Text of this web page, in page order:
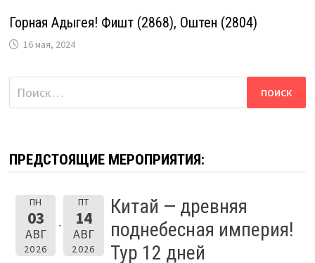
Горная Адыгея! Фишт (2868), Оштен (2804)
16 мая, 2024
Найти:
ПРЕДСТОЯЩИЕ МЕРОПРИЯТИЯ:
ПН
03
АВГ
2026
ПТ
14
АВГ
2026
Китай — древняя
поднебесная империя!
Тур 12 дней